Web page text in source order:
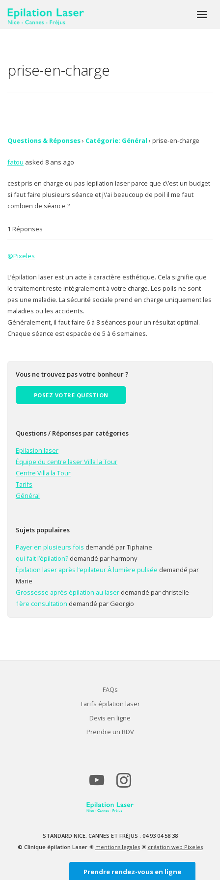
prise-en-charge
Questions & Réponses› Catégorie: Général › prise-en-charge
fatou asked 8 ans ago
cest pris en charge ou pas lepilation laser parce que c\’est un budget
si faut faire plusieurs séance et j\’ai beaucoup de poil il me faut
combien de séance ?
1 Réponses
@Pixeles
L’épilation laser est un acte à caractère esthétique. Cela signifie que
le traitement reste intégralement à votre charge. Les poils ne sont
pas une maladie. La sécurité sociale prend en charge uniquement les
maladies ou les accidents.
Généralement, il faut faire 6 à 8 séances pour un résultat optimal.
Chaque séance est espacée de 5 à 6 semaines.
Vous ne trouvez pas votre bonheur ?
POSEZ VOTRE QUESTION
Questions / Réponses par catégories
Epilasion laser
Équipe du centre laser Villa la Tour
Centre Villa la Tour
Tarifs
Général
Sujets populaires
Payer en plusieurs fois demandé par Tiphaine
qui fait l’épilation?demandé par harmony
Épilation laser après l’epilateur À lumière pulsée demandé par
Marie
Grossesse après épilation au laserdemandé par christelle
1ère consultation demandé par Georgio
FAQs
Tarifs épilation laser
Devis en ligne
Prendre un RDV
STANDARD NICE, CANNES ET FRÉJUS : 04 93 04 58 38
© Clinique épilation Laser ☀ mentions legales☀ création web Pixeles
Prendre rendez-vous en ligne